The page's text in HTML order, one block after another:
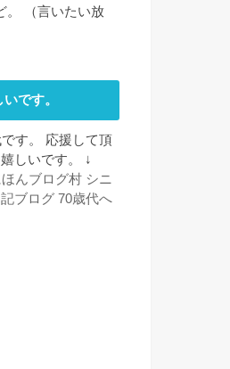
。 （言いたい放
です。
す。 応援して頂
嬉しいです。 ↓